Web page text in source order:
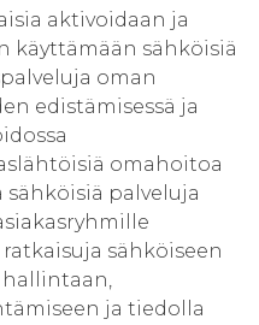
aktivoidaan ja
käyttämään sähköisiä
oman
edistämisessä ja
omahoitoa
sähköisiä palveluja
ratkaisuja sähköiseen
ja tiedolla